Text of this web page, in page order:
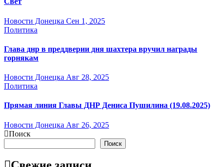
Новости Донецка Сен 1, 2025
Политика
Глава днр в преддверии дня шахтера вручил награды
горнякам
Новости Донецка Авг 28, 2025
Политика
Прямая линия Главы ДНР Дениса Пушилина (19.08.2025)
Новости Донецка Авг 26, 2025
Поиск
Поиск